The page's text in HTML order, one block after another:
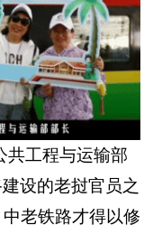
共工程与运输部
设的老挝官员之
中老铁路才得以修